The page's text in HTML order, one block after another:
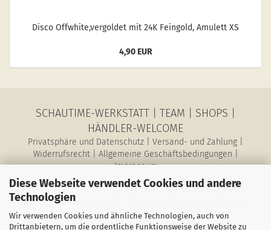
Diese Webseite verwendet Cookies und andere
Technologien
Wir verwenden Cookies und ähnliche Technologien, auch von
Drittanbietern, um die ordentliche Funktionsweise der Website zu
Disco Off­white,ver­gol­det mit 24K Fein­gold, Amu­lett XS
4,90 EUR
SCHAUTIME-WERKSTATT TEAM SHOPS
HÄNDLER-WELCOME
Privatsphäre und Datenschutz Versand- und Zahlung
Widerrufsrecht| Allgemeine Geschäftsbedingungen
Impressum
SchauTime Conni Jeschke, Barbarastr. 27, 40764 Langenfeld
Montag bis Donnerstag 10 - 15 Uhr und Freitags gerne nach
Vereinbarung
E-Mail: magazin@schau-time.de • Telefon: 02173-3946730 •